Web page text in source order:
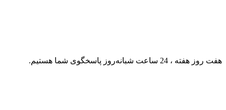
هفت روز هفته ، 24 ساعت شبانه‌روز پاسخگوی شما هستیم.